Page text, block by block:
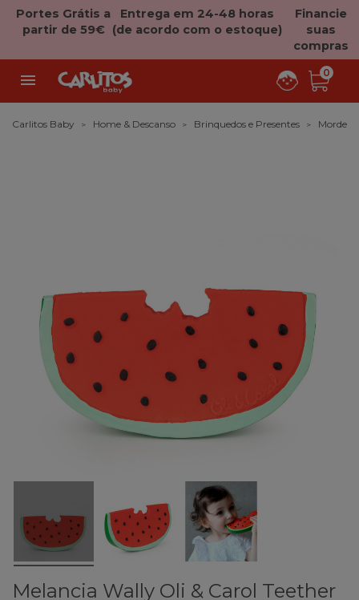
Portes Grátis a
partir de 59€
Entrega em 24-48 horas
(de acordo com o estoque)
Financie
suas
compras
 0
Carlitos Baby Home & Descanso Brinquedos e Presentes
Melancia Wally Oli & Carol Teether